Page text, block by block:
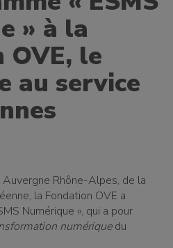
» à la
OVE, le
au service
Auvergne Rhône-Alpes, de la
la Fondation OVE a
Numérique », qui a pour
numériquedu